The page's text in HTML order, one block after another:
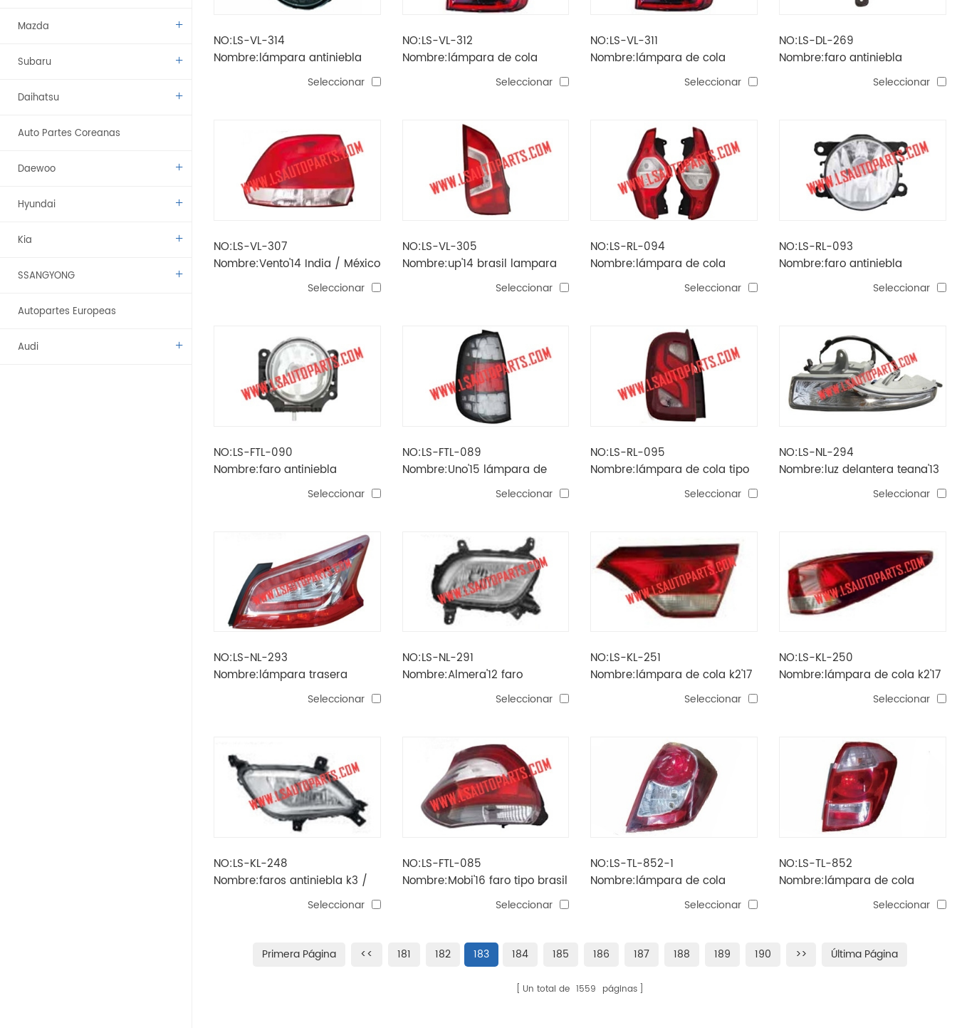
Mazda
Subaru
Daihatsu
Auto Partes Coreanas
Daewoo
Hyundai
Kia
SSANGYONG
Autopartes Europeas
Audi
NO:LS-VL-314
Nombre:lámpara antiniebla
spacefox / suran /Seleccionar
NO:LS-VL-312
Nombre:lámpara de cola
Seleccionar
NO:LS-VL-311
Nombre:lámpara de cola
saveiro'16 (blanca)Seleccionar
NO:LS-DL-269
Nombre:faro antiniebla
Seleccionar
NO:LS-VL-307
Nombre:Vento'14 India / México
tipo lámpara de colaSeleccionar
NO:LS-VL-305
Nombre:up'14 brasil lampara
Seleccionar
NO:LS-RL-094
Nombre:lámpara de cola
Seleccionar
NO:LS-RL-093
Nombre:faro antiniebla
Seleccionar
NO:LS-FTL-090
Nombre:faro antiniebla
Seleccionar
NO:LS-FTL-089
Nombre:Uno'15 lámpara de
Seleccionar
NO:LS-RL-095
Nombre:lámpara de cola tipo
latinoamericano duster'13-'17 /
Seleccionar
NO:LS-NL-294
Nombre:luz delantera teana'13
Seleccionar
NO:LS-NL-293
Nombre:lámpara trasera
Seleccionar
NO:LS-NL-291
Nombre:Almera'12 faro
antiniebla clásico (ruso)
Seleccionar
NO:LS-KL-251
Nombre:lámpara de cola k2'17
Seleccionar
NO:LS-KL-250
Nombre:lámpara de cola k2'17
Seleccionar
NO:LS-KL-248
Nombre:faros antiniebla k3 /
Seleccionar
NO:LS-FTL-085
Nombre:Mobi'16 faro tipo brasil
Seleccionar
NO:LS-TL-852-1
Nombre:lámpara de cola
Seleccionar
NO:LS-TL-852
Nombre:lámpara de cola
Seleccionar
Primera Página << 181 182 183 184 185 186 187 188 189 190 >> Última Página
Un total de 1559 páginas